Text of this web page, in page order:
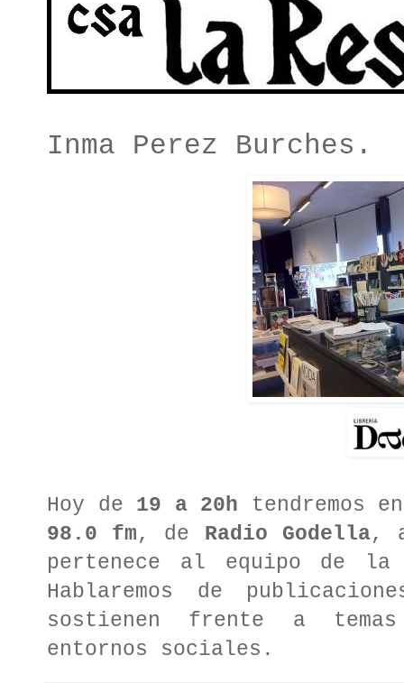
Inma Perez Burches.
Hoy de 19 a 20h tendremos
98.0 fm, de Radio Godella,
pertenece al equipo de
Hablaremos de
sostienen frente a
entornos sociales.